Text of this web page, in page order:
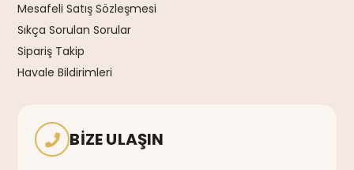
Mesafeli Satış Sözleşmesi
Sıkça Sorulan Sorular
Sipariş Takip
Havale Bildirimleri
BIZE ULAŞIN